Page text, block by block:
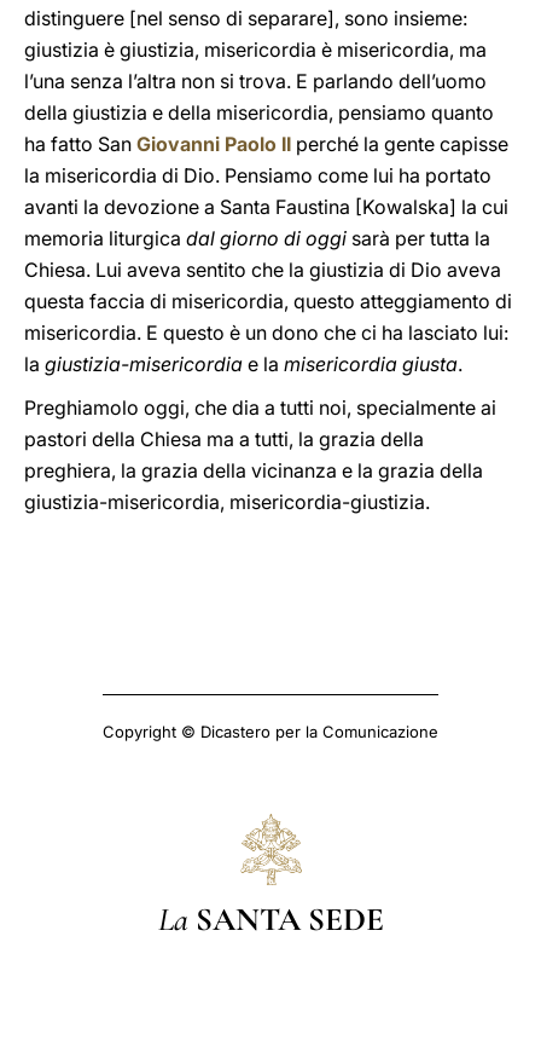
distinguere [nel senso di separare], sono insieme:
giustizia è giustizia, misericordia è misericordia, ma
l’una senza l’altra non si trova. E parlando dell’uomo
della giustizia e della misericordia, pensiamo quanto
ha fatto San Giovanni Paolo II perché la gente capisse
la misericordia di Dio. Pensiamo come lui ha portato
avanti la devozione a Santa Faustina [Kowalska] la cui
memoria liturgica dal giorno di oggi sarà per tutta la
Chiesa. Lui aveva sentito che la giustizia di Dio aveva
questa faccia di misericordia, questo atteggiamento di
misericordia. E questo è un dono che ci ha lasciato lui:
la giustizia-misericordia e la misericordia giusta.
Preghiamolo oggi, che dia a tutti noi, specialmente ai
pastori della Chiesa ma a tutti, la grazia della
preghiera, la grazia della vicinanza e la grazia della
giustizia-misericordia, misericordia-giustizia.
Copyright © Dicastero per la Comunicazione
La SANTA SEDE